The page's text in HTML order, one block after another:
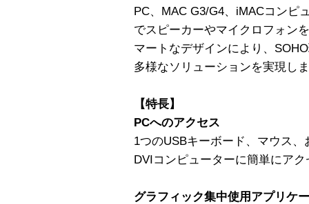
PC、MAC G3/G4、iMACコンピ
でスピーカーやマイクロフォン
マートなデザインにより、
多様なソリューションを実現し
【特長】
PCへのアクセス
1つのUSBキーボード、マウス
DVIコンピューターに簡単にア
グラフィック集中使用アプリケ